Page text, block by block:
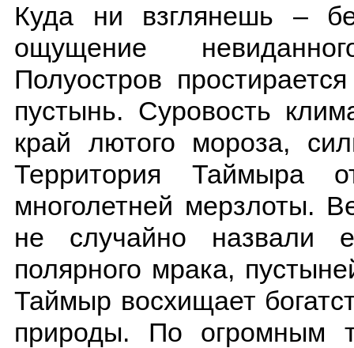
Куда ни взглянешь –
ощущение
Полуостров
пустынь. Суровость
край лютого мороза,
Территория Таймыра
многолетней мерзлоты.
не случайно назвали
полярного мрака,
Таймыр восхищает
природы. По огромным